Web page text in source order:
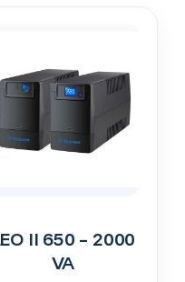
II 650 – 2000
VA